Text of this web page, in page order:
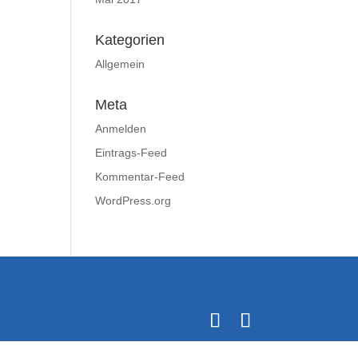
Kategorien
Allgemein
Meta
Anmelden
Eintrags-Feed
Kommentar-Feed
WordPress.org